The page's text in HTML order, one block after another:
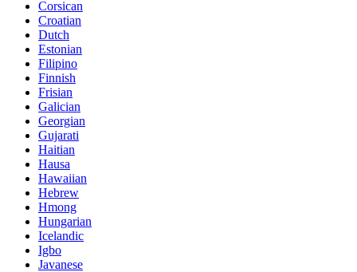
Corsican
Croatian
Dutch
Estonian
Filipino
Finnish
Frisian
Galician
Georgian
Gujarati
Haitian
Hausa
Hawaiian
Hebrew
Hmong
Hungarian
Icelandic
Igbo
Javanese